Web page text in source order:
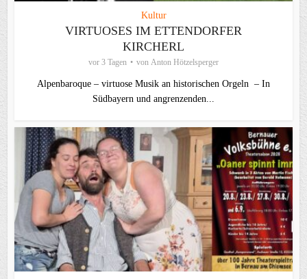
Kultur
VIRTUOSES IM ETTENDORFER
KIRCHERL
vor 3 Tagen von Anton Hötzelsperger
Alpenbaroque – virtuose Musik an historischen Orgeln – In
Südbayern und angrenzenden...